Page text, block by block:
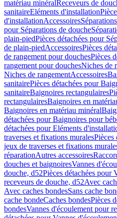
matériau minéralReceveurs de
sanitaireEléments d'installation
d'installationAccessoires
pour Séparations de douche
plain-piedPièces détachées pour
de plain-piedAccessoiresPièces
de rangement pour douchesPièces
rangement pour douchesNiches de
Niches de rangementAccessoires
sanitairePièces détachées pour
sanitaireBaignoires rectangulaires
rectangulairesBaignoires en
Baignoires en matériau minéral
détachées pour Baignoires pour
détachées pour Eléments
traverses et fixations muralesPièces
jeux de traverses et fixations
réparationAutres accessoires
douches et baignoiresVannes
douche, d52Pièces détachées pour
receveurs de douche, d52Avec
Avec caches bondesSans cache
cache bondeCaches bondesPièces
bondesVannes d'écoulement pour